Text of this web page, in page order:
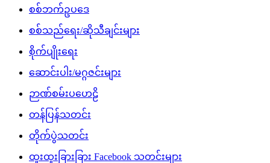
စစ်ဘက်ဥပဒေ
စစ်သည်ရေး/ဆိုသီချင်းများ
စိုက်ပျိုးရေး
ဆောင်းပါး/မဂ္ဂဇင်းများ
ဉာဏ်စမ်းပဟေဠိ
တန်ပြန်သတင်း
တိုက်ပွဲသတင်း
ထူးထူးခြားခြား Facebook သတင်းများ